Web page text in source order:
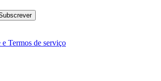
Termos de serviço